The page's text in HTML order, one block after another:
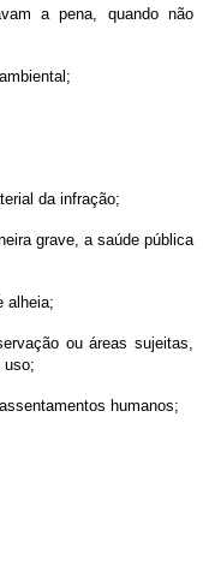
a pena, quando não
da infração;
grave, a saúde pública
alheia;
ou áreas sujeitas,
uso;
humanos;